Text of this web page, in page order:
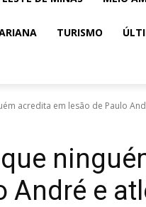
TURISMO
acredita em lesão de Paulo
André e